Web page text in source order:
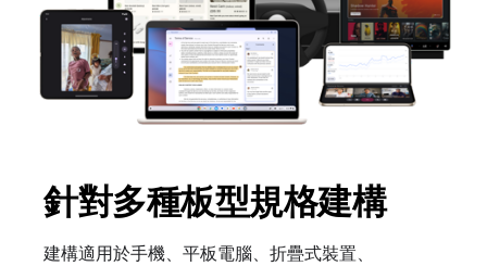
針對多種板型規格建構
建構適用於手機、平板電腦、折疊式裝置、